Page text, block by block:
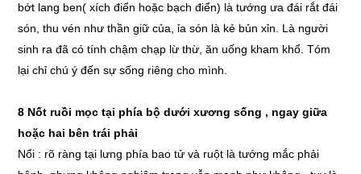
bớt lang ben( xích điển hoặc bạch điển) là tướng ưa đái rắt đái
són, thu vén như thần giữ của, ỉa són là kẻ bủn xỉn. Là người
sinh ra đã có tính chậm chạp lừ thừ, ăn uống kham khổ. Tóm
lại chỉ chú ý đến sự sống riêng cho mình.
8 Nốt ruồi mọc tại phía bộ dưới xương sống , ngay giữa
hoặc hai bên trái phải
Nổi : rõ ràng tại lưng phía bao tử và ruột là tướng mắc phải